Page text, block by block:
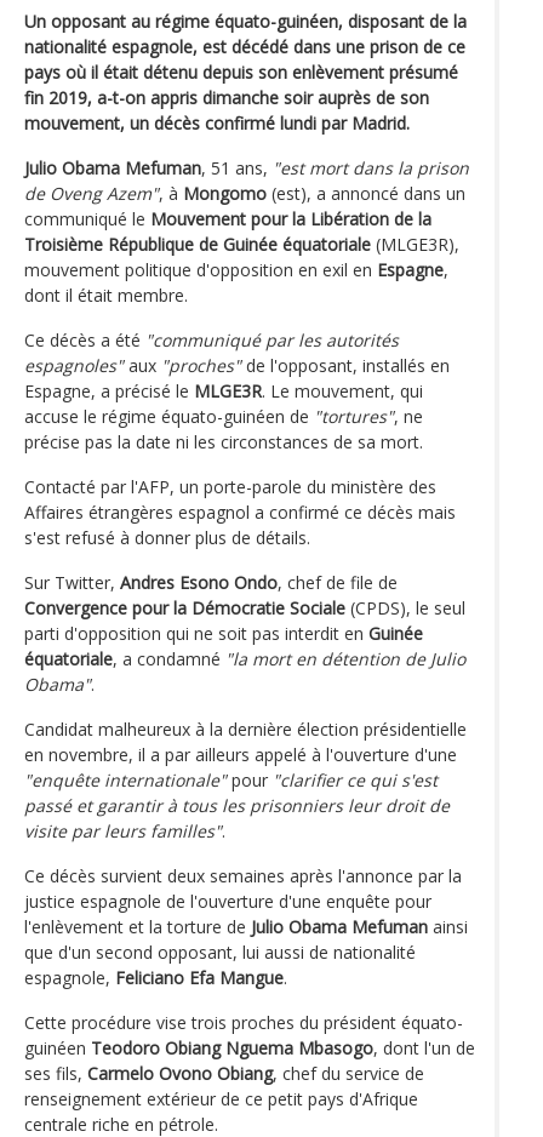
Un opposant au régime équato-guinéen, disposant de la
nationalité espagnole, est décédé dans une prison de ce
pays où il était détenu depuis son enlèvement présumé
fin 2019, a-t-on appris dimanche soir auprès de son
mouvement, un décès confirmé lundi par Madrid.
Julio Obama Mefuman, 51 ans, "est mort dans la prison
de Oveng Azem", à Mongomo (est), a annoncé dans un
communiqué le Mouvement pour la Libération de la
Troisième République de Guinée équatoriale (MLGE3R),
mouvement politique d'opposition en exil en Espagne,
dont il était membre.
Ce décès a été "communiqué par les autorités
espagnoles"aux "proches"de l'opposant, installés en
Espagne, a précisé le MLGE3R. Le mouvement, qui
accuse le régime équato-guinéen de "tortures", ne
précise pas la date ni les circonstances de sa mort.
Contacté par l'AFP, un porte-parole du ministère des
Affaires étrangères espagnol a confirmé ce décès mais
s'est refusé à donner plus de détails.
Sur Twitter, Andres Esono Ondo, chef de file de
Convergence pour la Démocratie Sociale (CPDS), le seul
parti d'opposition qui ne soit pas interdit en Guinée
équatoriale, a condamné "la mort en détention de Julio
Obama".
Candidat malheureux à la dernière élection présidentielle
en novembre, il a par ailleurs appelé à l'ouverture d'une
"enquête internationale"pour "clarifier ce qui s'est
passé et garantir à tous les prisonniers leur droit de
visite par leurs familles".
Ce décès survient deux semaines après l'annonce par la
justice espagnole de l'ouverture d'une enquête pour
l'enlèvement et la torture de Julio Obama Mefuman ainsi
que d'un second opposant, lui aussi de nationalité
espagnole, Feliciano Efa Mangue.
Cette procédure vise trois proches du président équato-
guinéen Teodoro Obiang Nguema Mbasogo, dont l'un de
ses fils, Carmelo Ovono Obiang, chef du service de
renseignement extérieur de ce petit pays d'Afrique
centrale riche en pétrole.